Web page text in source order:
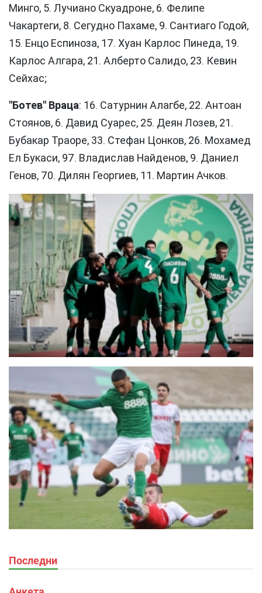
Минго, 5. Лучиано Скуадроне, 6. Фелипе
Чакартеги, 8. Сегудно Пахаме, 9. Сантиаго Годой,
15. Енцо Еспиноза, 17. Хуан Карлос Пинеда, 19.
Карлос Алгара, 21. Алберто Салидо, 23. Кевин
Сейхас;
"Ботев" Враца: 16. Сатурнин Алагбе, 22. Антоан
Стоянов, 6. Давид Суарес, 25. Деян Лозев, 21.
Бубакар Траоре, 33. Стефан Цонков, 26. Мохамед
Ел Букаси, 97. Владислав Найденов, 9. Даниел
Генов, 70. Дилян Георгиев, 11. Мартин Ачков.
Последни